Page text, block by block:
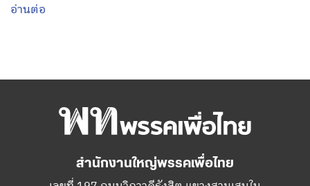
อ่านต่อ
สำนักงานใหญ่พรรคเพื่อไทย